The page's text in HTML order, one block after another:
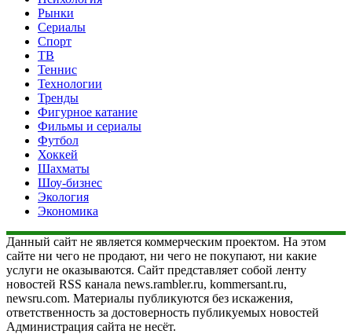
Рынки
Сериалы
Спорт
ТВ
Теннис
Технологии
Тренды
Фигурное катание
Фильмы и сериалы
Футбол
Хоккей
Шахматы
Шоу-бизнес
Экология
Экономика
Данный сайт не является коммерческим проектом. На этом
сайте ни чего не продают, ни чего не покупают, ни какие
услуги не оказываются. Сайт представляет собой ленту
новостей RSS канала news.rambler.ru, kommersant.ru,
newsru.com. Материалы публикуются без искажения,
ответственность за достоверность публикуемых новостей
Администрация сайта не несёт.